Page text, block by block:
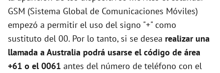
GSM (Sistema Global de Comunicaciones Móviles)
empezó a permitir el uso del signo "+" como
sustituto del 00. Por lo tanto, si se desea realizar una
llamada a Australia podrá usarse el código de área
+61 o el 0061 antes del número de teléfono con el